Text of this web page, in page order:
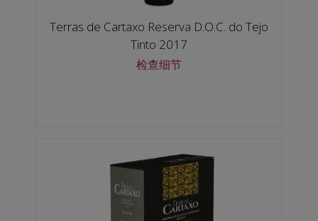
Terras de Cartaxo Reserva D.O.C. do Tejo
Tinto 2017
检查细节